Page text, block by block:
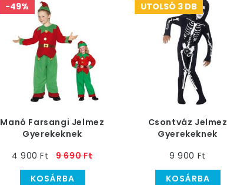
-49%
Manó Farsangi Jelmez
Gyerekeknek
4 900 Ft
9 690 Ft
KOSÁRBA
UTOLSÓ 3 DB
Csontváz Jelmez
Gyerekeknek
9 900 Ft
KOSÁRBA